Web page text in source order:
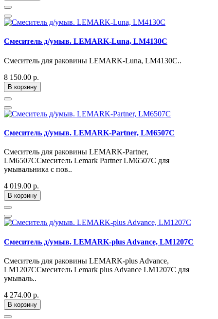
Смеситель д/умыв. LEMARK-Luna, LM4130C
Смеситель для раковины LEMARK-Luna, LM4130C..
8 150.00 р.
В корзину
Смеситель д/умыв. LEMARK-Partner, LM6507C
Смеситель для раковины LEMARK-Partner,
LM6507CСмеситель Lemark Partner LM6507C для
умывальника с пов..
4 019.00 р.
В корзину
Смеситель д/умыв. LEMARK-plus Advance, LM1207C
Смеситель для раковины LEMARK-plus Advance,
LM1207CСмеситель Lemark plus Advance LM1207C для
умываль..
4 274.00 р.
В корзину